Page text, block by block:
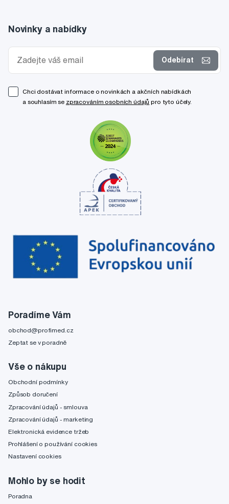
Poradíme Vám
obchod@profimed.cz
Zeptat se v poradně
Vše o nákupu
Obchodní podmínky
Způsob doručení
Zpracování údajů - smlouva
Zpracování údajů - marketing
Elektronická evidence tržeb
Prohlášení o používání cookies
Nastavení cookies
Mohlo by se hodit
Poradna
Novinky a nabídky
Odebírat
Chci dostávat informace o novinkách a akčních nabídkách
a souhlasím se zpracováním osobních údajů pro tyto účely.